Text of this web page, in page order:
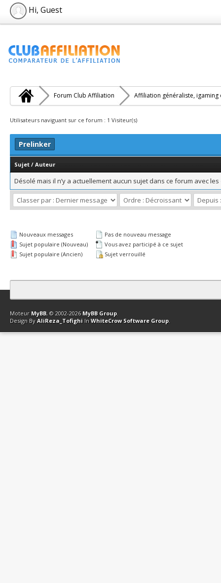
Hi, Guest
Forum Club Affiliation Affiliation généraliste, igaming
Utilisateurs naviguant sur ce forum : 1 Visiteur(s)
Prelinker
Sujet / Auteur
Désolé mais il n’y a actuellement aucun sujet dans ce forum avec
Nouveaux messages
Sujet populaire (Nouveau)
Sujet populaire (Ancien)
Pas de nouveau message
Vous avez participé à ce sujet
Sujet verrouillé
Contact Club Affiliation Retourner en haut Version bas-débit
Moteur MyBB, © 2002-2026 MyBB Group.
Design By AliReza_Tofighi In WhiteCrow Software Group.